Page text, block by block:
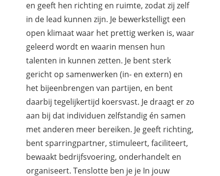
en geeft hen richting en ruimte, zodat zij zelf
in de lead kunnen zijn. Je bewerkstelligt een
open klimaat waar het prettig werken is, waar
geleerd wordt en waarin mensen hun
talenten in kunnen zetten. Je bent sterk
gericht op samenwerken (in- en extern) en
het bijeenbrengen van partijen, en bent
daarbij tegelijkertijd koersvast. Je draagt er zo
aan bij dat individuen zelfstandig én samen
met anderen meer bereiken. Je geeft richting,
bent sparringpartner, stimuleert, faciliteert,
bewaakt bedrijfsvoering, onderhandelt en
organiseert. Tenslotte ben je je In jouw